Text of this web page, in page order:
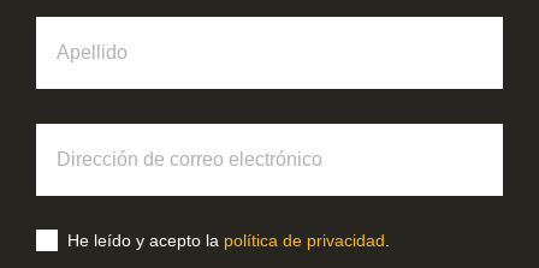
correo
electrónico
He leído y acepto la política de privacidad